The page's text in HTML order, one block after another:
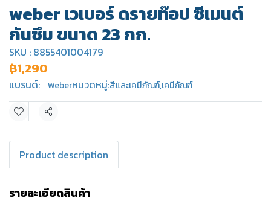
weber เวเบอร์ ดรายท๊อป ซีเมนต์
กันซึม ขนาด 23 กก.
SKU : 8855401004179
฿1,290
แบรนด์: Weberหมวดหมู่:สีและเคมีภัณฑ์,เคมีภัณฑ์
แชร์
Product description
รายละเอียดสินค้า